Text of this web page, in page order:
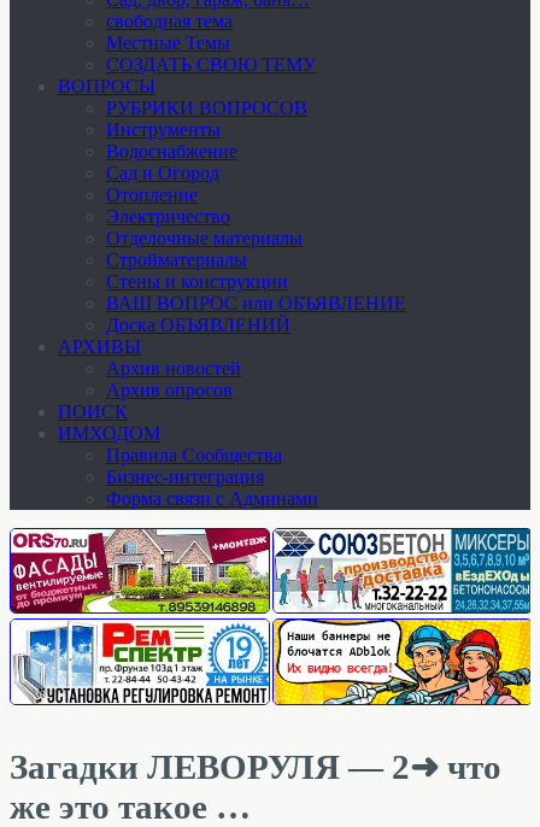
свободная тема
Местные Темы
СОЗДАТЬ СВОЮ ТЕМУ
ВОПРОСЫ
РУБРИКИ ВОПРОСОВ
Инструменты
Водоснабжение
Сад и Огород
Отопление
Электричество
Отделочные материалы
Стройматериалы
Стены и конструкции
ВАШ ВОПРОС или ОБЪЯВЛЕНИЕ
Доска ОБЪЯВЛЕНИЙ
АРХИВЫ
Архив новостей
Архив опросов
ПОИСК
ИМХОДОМ
Правила Сообщества
Бизнес-интеграция
Форма связи с Админами
Загадки ЛЕВОРУЛЯ — 2➜ что
же это такое …